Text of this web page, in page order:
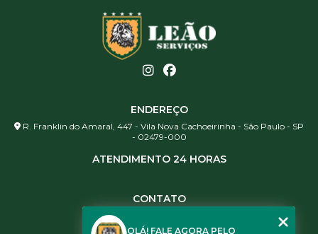
ENDEREÇO
R. Franklin do Amaral, 447 - Vila Nova Cachoeirinha - São Paulo - SP
- 02479-000
ATENDIMENTO 24 HORAS
CONTATO
(11) 3461-5871
OLÁ! FALE AGORA PELO